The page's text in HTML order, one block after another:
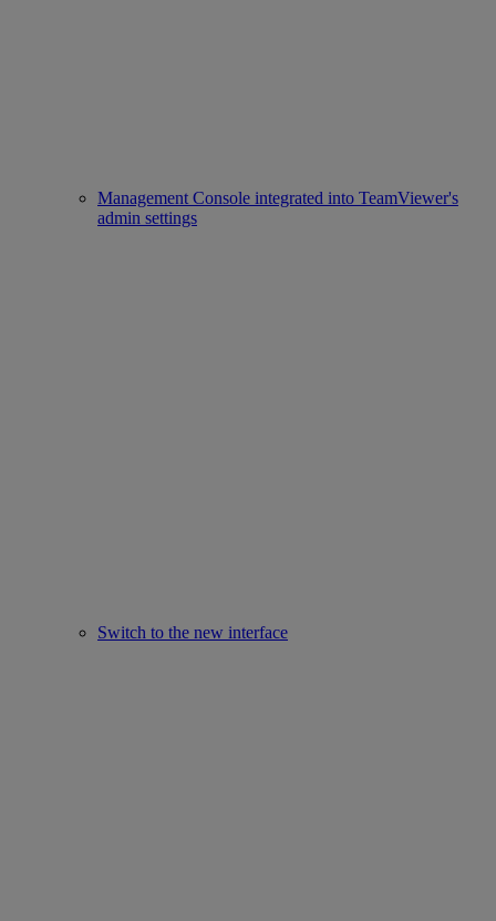
Management Console integrated into TeamViewer's
admin settings
Switch to the new interface